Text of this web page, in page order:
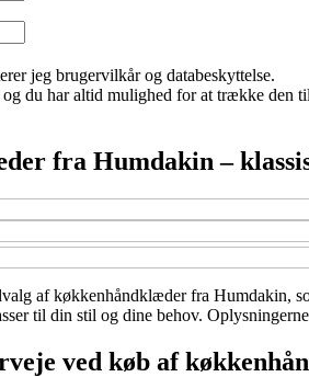
jeg brugervilkår og databeskyttelse.
du har altid mulighed for at trække den
fra Humdakin –
af køkkenhåndklæder fra Humdakin,
til din stil og dine behov.
ved køb af